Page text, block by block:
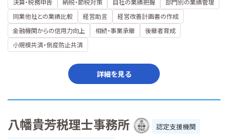
決算・税務申告
納税・節税対策 自社の業績把握
部門別の業績管理
同業他社との業績比較
経営助言
経営改善計画書の作成
金融機関からの信用力向上
相続・事業承継
後継者育成
小規模共済・倒産防止共済
詳細を見る
八幡貴芳税理士事務所
認定支援機関